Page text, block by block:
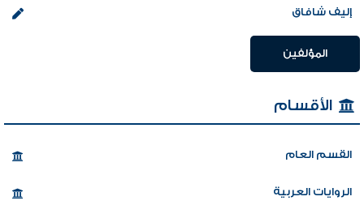
إليف شافاق
المؤلفين
الأقسام
القسم العام
الروايات العربية